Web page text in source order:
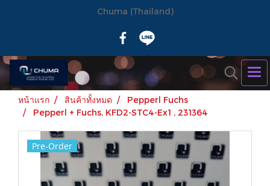
Chuma (Thailand)
หน้าแรก สินค้าทั้งหมด
Pepperl Fuchs
Pepperl + Fuchs, KFD2-STC4-Ex1 , 231364
Pre-Order